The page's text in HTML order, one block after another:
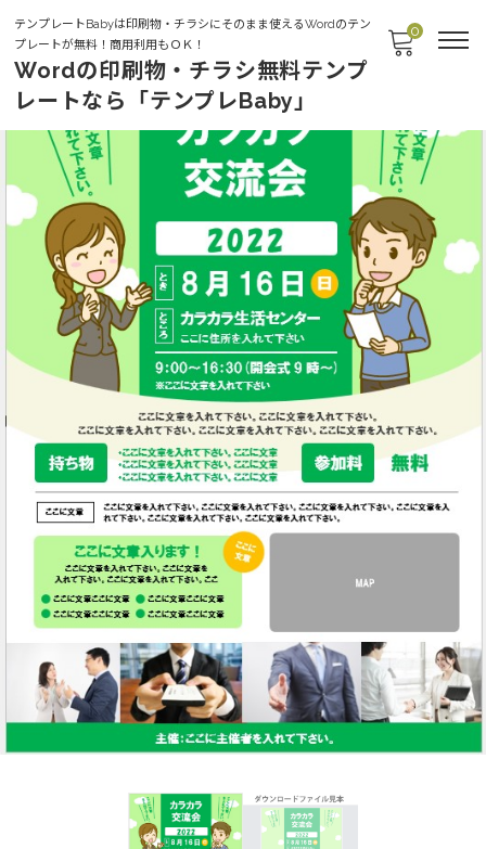
テンプレートBabyは印刷物・チラシにそのまま使えるWordのテン
プレートが無料！商用利用もＯＫ！
Wordの印刷物・チラシ無料テンプ
レートなら「テンプレBaby」
0